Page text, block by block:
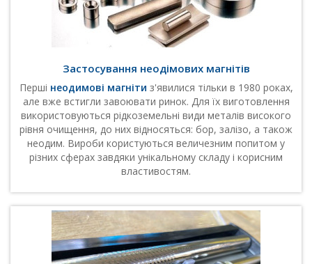
Застосування неодімових магнітів
Перші неодимові магніти з'явилися тільки в 1980 роках,
але вже встигли завоювати ринок. Для їх виготовлення
використовуються рідкоземельні види металів високого
рівня очищення, до них відносяться: бор, залізо, а також
неодим. Вироби користуються величезним попитом у
різних сферах завдяки унікальному складу і корисним
властивостям.